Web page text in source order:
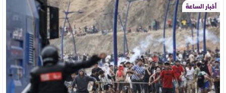
أخبار الساعة